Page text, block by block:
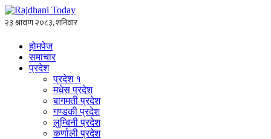
होमपेज
समाचार
प्रदेश
प्रदेश १
मधेस प्रदेश
बागमती प्रदेश
गण्डकी प्रदेश
लुम्बिनी प्रदेश
कर्णाली प्रदेश